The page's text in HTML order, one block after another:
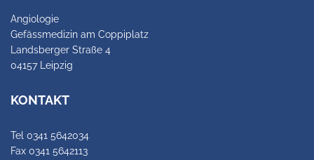
Angiologie
Gefässmedizin am Coppiplatz
Landsberger Straße 4
04157 Leipzig
KONTAKT
Tel 0341 5642034
Fax 0341 5642113